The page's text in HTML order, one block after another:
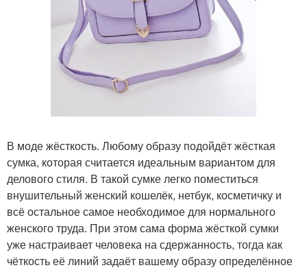
В моде жёсткость. Любому образу подойдёт жёсткая
сумка, которая считается идеальным вариантом для
делового стиля. В такой сумке легко поместиться
внушительный женский кошелёк, нетбук, косметичку и
всё остальное самое необходимое для нормального
женского труда. При этом сама форма жёсткой сумки
уже настраивает человека на сдержанность, тогда как
чёткость её линий задаёт вашему образу определённое